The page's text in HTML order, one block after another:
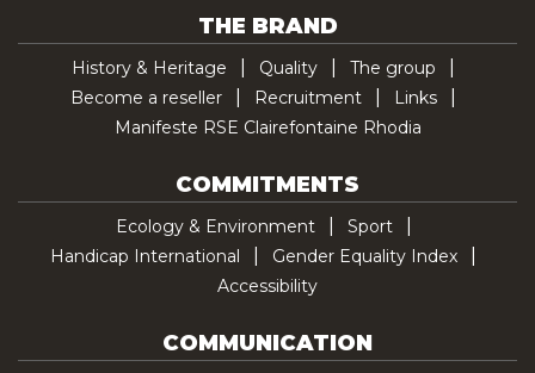
THE BRAND
History & Heritage Quality
The group
Become a reseller
Recruitment
Links
Manifeste RSE Clairefontaine Rhodia
COMMITMENTS
Ecology & Environment
Sport
Handicap International
Gender Equality Index
Accessibility
COMMUNICATION